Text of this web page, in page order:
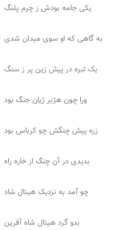
یکی جامه بودش ز چرم پلنگ
به گاهی که او سوی میدان شدی
یک تبره در پیش زین پر ز سنگ
ورا چون هژبر ژیان جنگ بود
زره پیش چنگش چو کرباس بود
بدیدی در آن چنگ از خاره راه
چو آمد به نزدیک هیتال شاد
بدو گرد هیتال شاه آفرین